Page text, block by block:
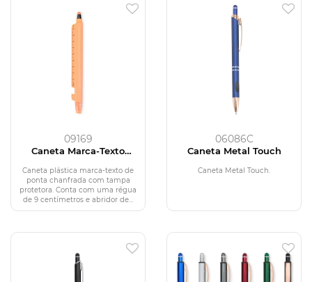
09169
Caneta Marca-Texto
Caneta plástica marca-texto de
ponta chanfrada com tampa
protetora. Conta com uma régua
de 9 centímetros e abridor de...
06086C
Caneta Metal Touch
Caneta Metal Touch.